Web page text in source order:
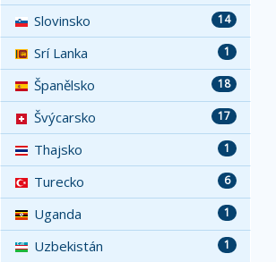
14
Slovinsko
1
Srí Lanka
18
Španělsko
17
Švýcarsko
1
Thajsko
6
Turecko
1
Uganda
1
Uzbekistán